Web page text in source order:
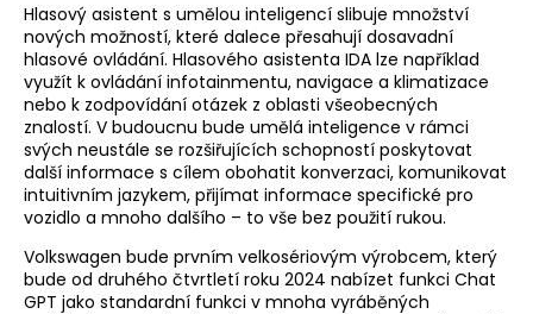
Hlasový asistent s umělou inteligencí slibuje množství
nových možností, které dalece přesahují dosavadní
hlasové ovládání. Hlasového asistenta IDA lze například
využít k ovládání infotainmentu, navigace a klimatizace
nebo k zodpovídání otázek z oblasti všeobecných
znalostí. V budoucnu bude umělá inteligence v rámci
svých neustále se rozšiřujících schopností poskytovat
další informace s cílem obohatit konverzaci, komunikovat
intuitivním jazykem, přijímat informace specifické pro
vozidlo a mnoho dalšího – to vše bez použití rukou.
Volkswagen bude prvním velkosériovým výrobcem, který
bude od druhého čtvrtletí roku 2024 nabízet funkci Chat
GPT jako standardní funkci v mnoha vyráběných